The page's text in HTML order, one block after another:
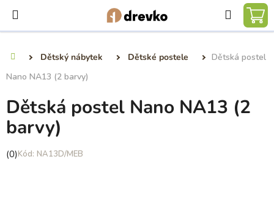
obsah
Hledat
Dětský nábytek Dětské postele
Dětská postel
Nano NA13 (2 barvy)
Dětská postel Nano NA13 (2
barvy)
Průměrné
(0) NA13D/MEB